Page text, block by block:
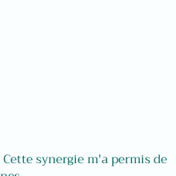
synergie m'a permis de